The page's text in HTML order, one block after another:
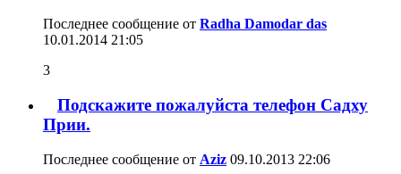
Последнее сообщение от Radha Damodar das
10.01.2014 21:05
3
Подскажите пожалуйста телефон Садху
Прии.
Последнее сообщение от Aziz 09.10.2013 22:06